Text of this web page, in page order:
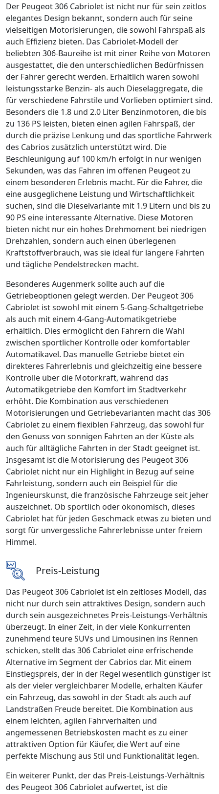
Der Peugeot 306 Cabriolet ist nicht nur für sein zeitlos
elegantes Design bekannt, sondern auch für seine
vielseitigen Motorisierungen, die sowohl Fahrspaß als
auch Effizienz bieten. Das Cabriolet-Modell der
beliebten 306-Baureihe ist mit einer Reihe von Motoren
ausgestattet, die den unterschiedlichen Bedürfnissen
der Fahrer gerecht werden. Erhältlich waren sowohl
leistungsstarke Benzin- als auch Dieselaggregate, die
für verschiedene Fahrstile und Vorlieben optimiert sind.
Besonders die 1.8 und 2.0 Liter Benzinmotoren, die bis
zu 136 PS leisten, bieten einen agilen Fahrspaß, der
durch die präzise Lenkung und das sportliche Fahrwerk
des Cabrios zusätzlich unterstützt wird. Die
Beschleunigung auf 100 km/h erfolgt in nur wenigen
Sekunden, was das Fahren im offenen Peugeot zu
einem besonderen Erlebnis macht. Für die Fahrer, die
eine ausgeglichene Leistung und Wirtschaftlichkeit
suchen, sind die Dieselvariante mit 1.9 Litern und bis zu
90 PS eine interessante Alternative. Diese Motoren
bieten nicht nur ein hohes Drehmoment bei niedrigen
Drehzahlen, sondern auch einen überlegenen
Kraftstoffverbrauch, was sie ideal für längere Fahrten
und tägliche Pendelstrecken macht.
Besonderes Augenmerk sollte auch auf die
Getriebeoptionen gelegt werden. Der Peugeot 306
Cabriolet ist sowohl mit einem 5-Gang-Schaltgetriebe
als auch mit einem 4-Gang-Automatikgetriebe
erhältlich. Dies ermöglicht den Fahrern die Wahl
zwischen sportlicher Kontrolle oder komfortabler
Automatikavel. Das manuelle Getriebe bietet ein
direkteres Fahrerlebnis und gleichzeitig eine bessere
Kontrolle über die Motorkraft, während das
Automatikgetriebe den Komfort im Stadtverkehr
erhöht. Die Kombination aus verschiedenen
Motorisierungen und Getriebevarianten macht das 306
Cabriolet zu einem flexiblen Fahrzeug, das sowohl für
den Genuss von sonnigen Fahrten an der Küste als
auch für alltägliche Fahrten in der Stadt geeignet ist.
Insgesamt ist die Motorisierung des Peugeot 306
Cabriolet nicht nur ein Highlight in Bezug auf seine
Fahrleistung, sondern auch ein Beispiel für die
Ingenieurskunst, die französische Fahrzeuge seit jeher
auszeichnet. Ob sportlich oder ökonomisch, dieses
Cabriolet hat für jeden Geschmack etwas zu bieten und
sorgt für unvergessliche Fahrerlebnisse unter freiem
Himmel.
Preis-Leistung
Das Peugeot 306 Cabriolet ist ein zeitloses Modell, das
nicht nur durch sein attraktives Design, sondern auch
durch sein ausgezeichnetes Preis-Leistungs-Verhältnis
überzeugt. In einer Zeit, in der viele Konkurrenten
zunehmend teure SUVs und Limousinen ins Rennen
schicken, stellt das 306 Cabriolet eine erfrischende
Alternative im Segment der Cabrios dar. Mit einem
Einstiegspreis, der in der Regel wesentlich günstiger ist
als der vieler vergleichbarer Modelle, erhalten Käufer
ein Fahrzeug, das sowohl in der Stadt als auch auf
Landstraßen Freude bereitet. Die Kombination aus
einem leichten, agilen Fahrverhalten und
angemessenen Betriebskosten macht es zu einer
attraktiven Option für Käufer, die Wert auf eine
perfekte Mischung aus Stil und Funktionalität legen.
Ein weiterer Punkt, der das Preis-Leistungs-Verhältnis
des Peugeot 306 Cabriolet aufwertet, ist die